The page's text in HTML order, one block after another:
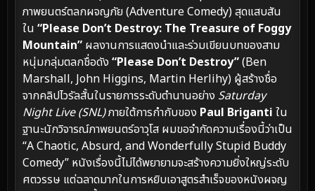
ภาพยนตร์ตลกผจญภัย (Adventure Comedy) สุดแสบสัน
ใน “Please Don’t Destroy: The Treasure of Foggy
Mountain” ผลงานการแสดงนำและร่วมเขียนบทของสาม
หนุ่มกลุ่มตลกชื่อดัง “Please Don’t Destroy”(Ben
Marshall, John Higgins, Martin Herlihy) ผู้สร้างชื่อ
จากคลิปไวรัลสั้นในรายการระดับตำนานอย่าง Saturday
Night Live (SNL)ภายใต้การกำกับของ Paul Briganti ใน
ฐานะนักวิจารณ์ภาพยนตร์อาวุโส ผมขอจำกัดความเรื่องนี้ว่าเป็น
“A Chaotic, Absurd, and Wonderfully Stupid Buddy
Comedy” หนังเรื่องนี้ไม่ได้พยายามจะสร้างความยิ่งใหญ่ระดับ
ศตวรรษ แต่ฉลาดมากในการหยิบเอาสูตรสำเร็จของหนังผจญ